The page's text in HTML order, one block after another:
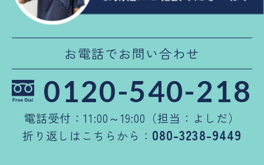
お電話でお問い合わせ
0120-540-218
電話受付：11:00～19:00（担当：よしだ）
折り返しはこちらから： 080-3238-9449